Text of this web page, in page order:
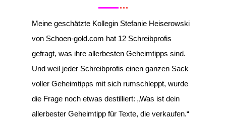
Meine geschätzte Kollegin Stefanie Heiserowski
von Schoen-gold.com hat 12 Schreibprofis
gefragt, was ihre allerbesten Geheimtipps sind.
Und weil jeder Schreibprofis einen ganzen Sack
voller Geheimtipps mit sich rumschleppt, wurde
die Frage noch etwas destilliert: „Was ist dein
allerbester Geheimtipp für Texte, die verkaufen.“